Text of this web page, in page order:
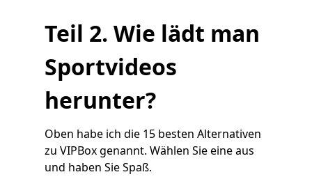
Teil 2. Wie lädt man
Sportvideos
herunter?
Oben habe ich die 15 besten Alternativen
zu VIPBox genannt. Wählen Sie eine aus
und haben Sie Spaß.